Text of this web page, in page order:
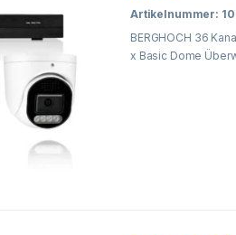
Artikelnummer:
BERGHOCH 36
x Basic Dome